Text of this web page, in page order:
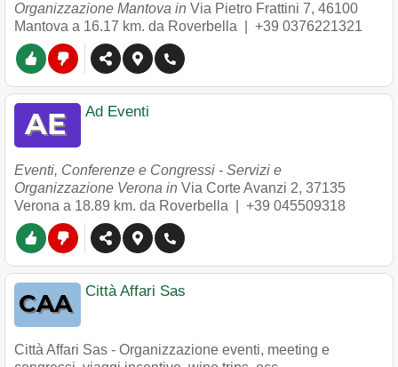
Organizzazione Mantova in Via Pietro Frattini 7, 46100
Mantova a 16.17 km. da Roverbella | +39 0376221321
Ad Eventi
Eventi, Conferenze e Congressi - Servizi e
Organizzazione Verona in Via Corte Avanzi 2, 37135
Verona a 18.89 km. da Roverbella | +39 045509318
Città Affari Sas
Città Affari Sas - Organizzazione eventi, meeting e